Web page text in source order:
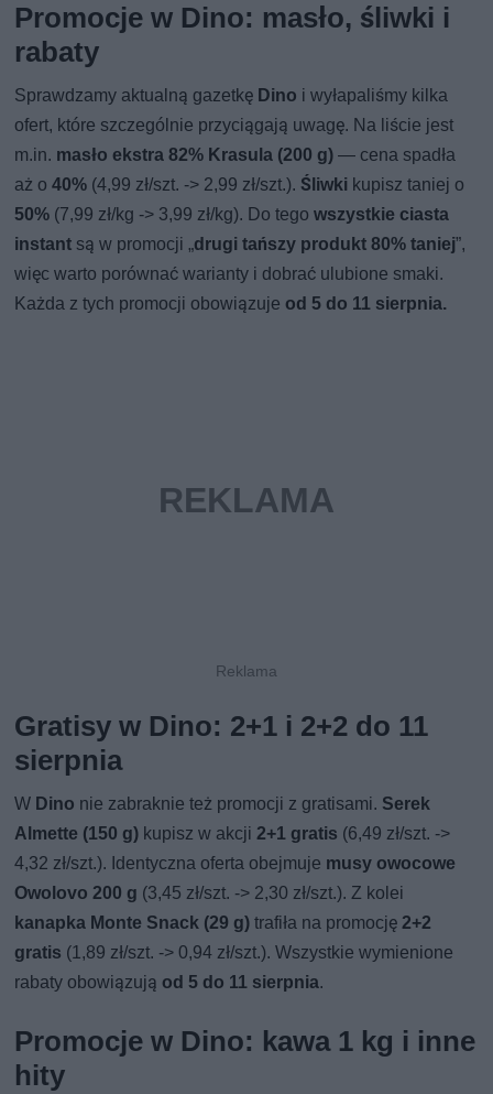
Promocje w Dino: masło, śliwki i
rabaty
Sprawdzamy aktualną gazetkę Dino i wyłapaliśmy kilka
ofert, które szczególnie przyciągają uwagę. Na liście jest
m.in. masło ekstra 82% Krasula (200 g) — cena spadła
aż o40% (4,99 zł/szt. -> 2,99 zł/szt.). Śliwki kupisz taniej o
50% (7,99 zł/kg -> 3,99 zł/kg). Do tegowszystkie ciasta
instant są w promocji „drugi tańszy produkt 80% taniej”,
więc warto porównać warianty i dobrać ulubione smaki.
Każda z tych promocji obowiązuje od 5 do 11 sierpnia.
Gratisy w Dino: 2+1 i 2+2 do 11
sierpnia
W Dino nie zabraknie też promocji z gratisami. Serek
Almette (150 g) kupisz w akcji2+1 gratis (6,49 zł/szt. ->
4,32 zł/szt.). Identyczna oferta obejmuje musy owocowe
Owolovo 200 g (3,45 zł/szt. -> 2,30 zł/szt.). Z kolei
kanapka Monte Snack (29 g) trafiła na promocję2+2
gratis (1,89 zł/szt. -> 0,94 zł/szt.). Wszystkie wymienione
rabaty obowiązują od 5 do 11 sierpnia.
Promocje w Dino: kawa 1 kg i inne
hity